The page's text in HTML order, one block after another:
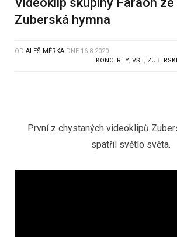
Zuberská hymna
OD ALEŠ MĚRKA DNE 16.8.2020
KONCERTY, VŠE,
První z chystaných videoklipů
spatřil světlo světa.